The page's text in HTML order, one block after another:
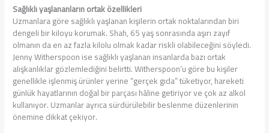
Sağlıklı yaşlananların ortak özellikleri
Uzmanlara göre sağlıklı yaşlanan kişilerin ortak noktalarından biri
dengeli bir kiloyu korumak. Shah, 65 yaş sonrasında aşırı zayıf
olmanın da en az fazla kilolu olmak kadar riskli olabileceğini söyledi.
Jenny Witherspoon ise sağlıklı yaşlanan insanlarda bazı ortak
alışkanlıklar gözlemlediğini belirtti. Witherspoon’u göre bu kişiler
genellikle işlenmiş ürünler yerine “gerçek gıda” tüketiyor, hareketi
günlük hayatlarının doğal bir parçası hâline getiriyor ve çok az alkol
kullanıyor. Uzmanlar ayrıca sürdürülebilir beslenme düzenlerinin
önemine dikkat çekiyor.